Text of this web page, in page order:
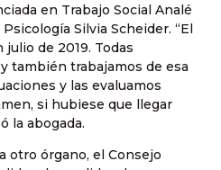
en Trabajo Social Analé
Silvia Scheider. “El
de 2019. Todas
también trabajamos de esa
y las evaluamos
si hubiese que llegar
la abogada.
otro órgano, el Consejo